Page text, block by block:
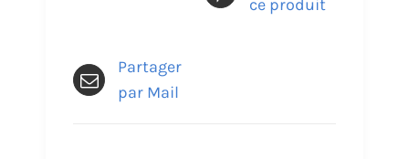
ce produit
Partager
par Mail